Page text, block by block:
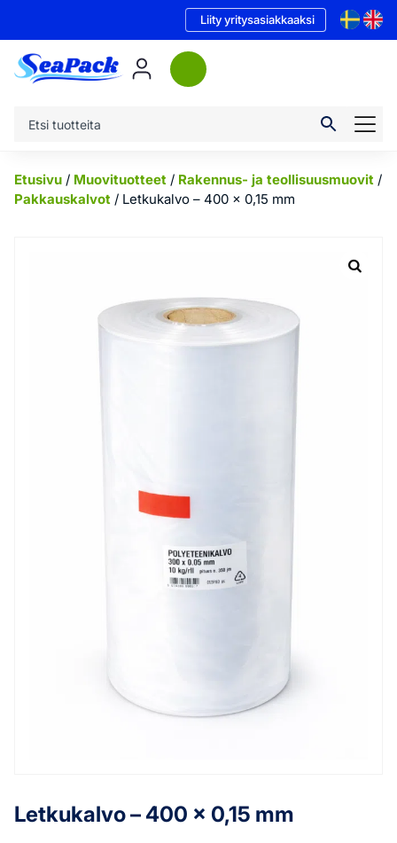
Liity yritysasiakkaaksi
Etusivu / Muovituotteet / Rakennus- ja teollisuusmuovit /
Pakkauskalvot / Letkukalvo – 400 x 0,15 mm
Letkukalvo – 400 x 0,15 mm